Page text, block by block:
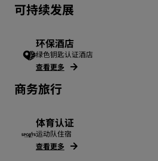
可持续发展
环保酒店
绿色钥匙认证酒店
查看更多
商务旅行
体育认证
运动队住宿
查看更多